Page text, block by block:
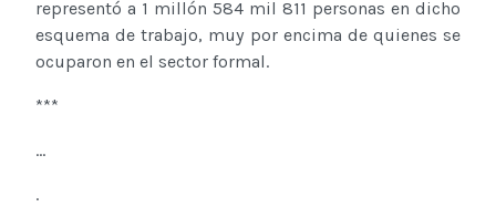
representó a 1 millón 584 mil 811 personas en dicho
esquema de trabajo, muy por encima de quienes se
ocuparon en el sector formal.
***
...
.